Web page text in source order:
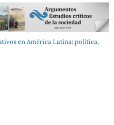
en América Latina: política,